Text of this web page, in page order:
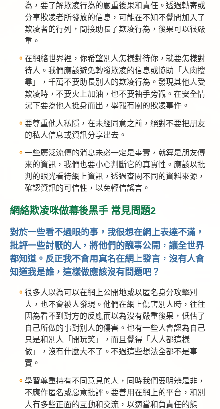
為，要了解欺凌行為的嚴重後果和責任。透過轉寄或
分享欺凌者所發放的信息，可能在不知不覺間加入了
欺凌者的行列，間接助長了欺凌行為，後果可以很嚴
重。
在網絡世界裡，你希望別人怎樣對待你，就要怎樣對
待人。我們應該避免轉發欺凌的信息或協助「人肉搜
尋」，千萬不要助長別人的欺凌行為。發現其他人受
欺凌時，不要火上加油，也不要袖手旁觀。在安全情
況下要為他人挺身而出，舉報有關的欺凌事件。
要尊重他人私隱，在未經同意之前，絕對不要把朋友
的私人信息或資訊分享出去。
一些廣泛流傳的消息未必一定是事實，就算是朋友傳
來的資訊，我們也要小心判斷它的真實性。應該以批
判的眼光看待網上資訊，透過查閱不同的資料來源，
確認資訊的可信性，以免輕信謠言。
網絡欺凌咪做幕後黑手 常見問題2
對於一些看不過眼的事，我很想在網上表達不滿，
批評一些討厭的人，將他們的醜事公開，讓全世界
都知道。反正我不會用真名在網上發言，沒有人會
知道我是誰，這樣做應該沒有問題吧？
很多人以為可以在網上公開地或以匿名身分攻擊別
人，也不會被人發現。他們在網上傷害別人時，往往
因為看不到對方的反應而以為沒有嚴重後果，低估了
自己所做的事對別人的傷害。也有一些人會認為自己
只是和別人「開玩笑」，而且覺得「人人都這樣
做」，沒有什麼大不了。不過這些想法全都不是事
實。
學習尊重持有不同意見的人，同時我們要明辨是非，
不應作匿名或惡意批評。要善用在網上的平台，和別
人有多些正面的互動和交流，以適當和負責任的態